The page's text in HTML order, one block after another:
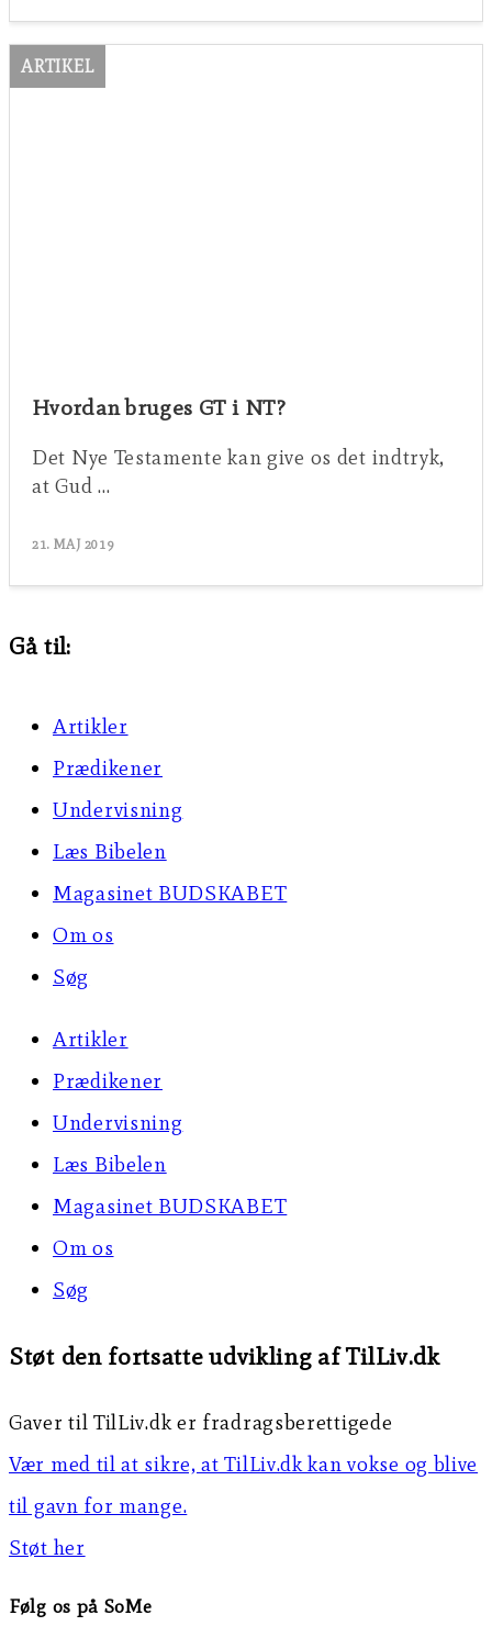
ARTIKEL
Hvordan bruges GT i NT?
Det Nye Testamente kan give os det indtryk,
at Gud …
21. MAJ 2019
Gå til:
Artikler
Prædikener
Undervisning
Læs Bibelen
Magasinet BUDSKABET
Om os
Søg
Artikler
Prædikener
Undervisning
Læs Bibelen
Magasinet BUDSKABET
Om os
Søg
Støt den fortsatte udvikling af TilLiv.dk
Gaver til TilLiv.dk er fradragsberettigede
Vær med til at sikre, at TilLiv.dk kan vokse og blive
til gavn for mange.
Støt her
Følg os på SoMe